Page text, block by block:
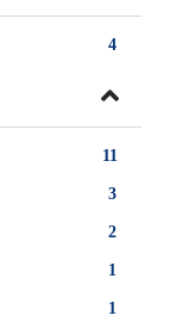
4
11
3
2
1
1